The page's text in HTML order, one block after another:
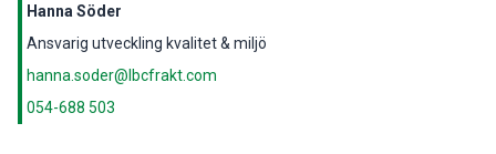
Hanna Söder
Ansvarig utveckling kvalitet & miljö
hanna.soder@lbcfrakt.com
054-688 503